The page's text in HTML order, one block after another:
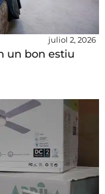
juliol 2, 2026
un bon estiu